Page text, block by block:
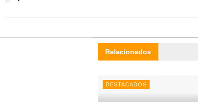
Relacionados
DESTACADOS